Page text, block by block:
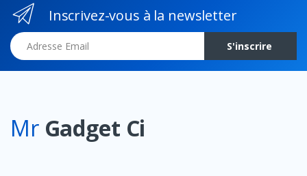
Inscrivez-vous à la newsletter
Adresse Email
S'inscrire
Mr Gadget Ci